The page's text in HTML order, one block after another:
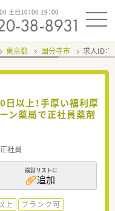
土日10：00-19：00
東京都 国分寺市 求人ID：
日以上！手厚い福利厚
ン薬局で正社員薬剤
正社員
検討リストに
追加
上
ブランク可